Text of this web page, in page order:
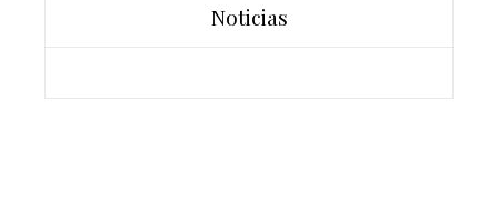
Noticias